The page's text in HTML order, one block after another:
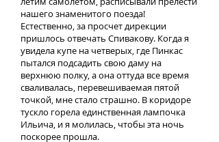
нашего знаменитого поезда!
Естественно, за просчет дирекции
пришлось отвечать Спивакову. Когда я
увидела купе на четверых, где Пинкас
пытался подсадить свою даму на
верхнюю полку, а она оттуда все время
сваливалась, перевешиваемая пятой
точкой, мне стало страшно. В коридоре
тускло горела единственная лампочка
Ильича, и я молилась, чтобы эта ночь
поскорее прошла.